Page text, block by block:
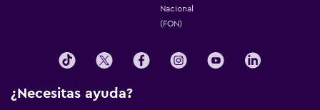
Nacional
(FON)
¿Necesitas ayuda?